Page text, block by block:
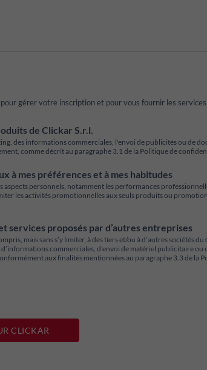
gérer votre inscription et pour vous fournir les
de Clickar S.r.l.
des informations commerciales, l'envoi de publicités ou de
comme décrit au paragraphe 3.1 de la Politique de
à mes préférences et à mes habitudes
personnels, notamment les performances
les activités promotionnelles aux seuls produits ou
services proposés par d’autres entreprises
mais sans s’y limiter, à des tiers et/ou à d’autres sociétés
commerciales, d’envoi de matériel publicitaire ou
aux finalités mentionnées au paragraphe 3.3 de la
CLICKAR